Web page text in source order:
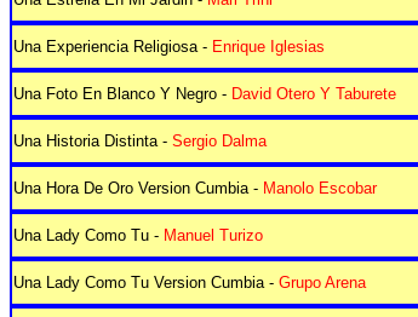
Una Experiencia Religiosa - Enrique Iglesias
Una Foto En Blanco Y Negro - David Otero Y Taburete
Una Historia Distinta - Sergio Dalma
Una Hora De Oro Version Cumbia - Manolo Escobar
Una Lady Como Tu - Manuel Turizo
Una Lady Como Tu Version Cumbia - Grupo Arena